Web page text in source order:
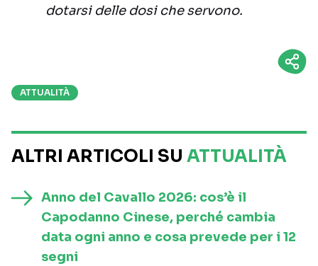
dotarsi delle dosi che servono.
ATTUALITÀ
ALTRI ARTICOLI SU ATTUALITÀ
Anno del Cavallo 2026: cos’è il
Capodanno Cinese, perché cambia
data ogni anno e cosa prevede per i 12
segni